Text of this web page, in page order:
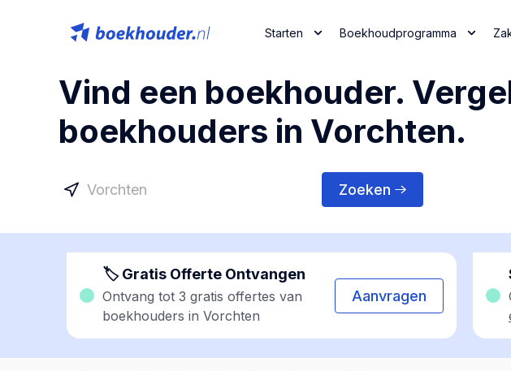
Starten Boekhoudprogramma
Vind een boekhouder.
boekhouders in Vorchten.
Zoeken
🏷 Gratis Offerte Ontvangen
Ontvang tot 3 gratis offertes van
boekhouders in Vorchten
Aanvragen